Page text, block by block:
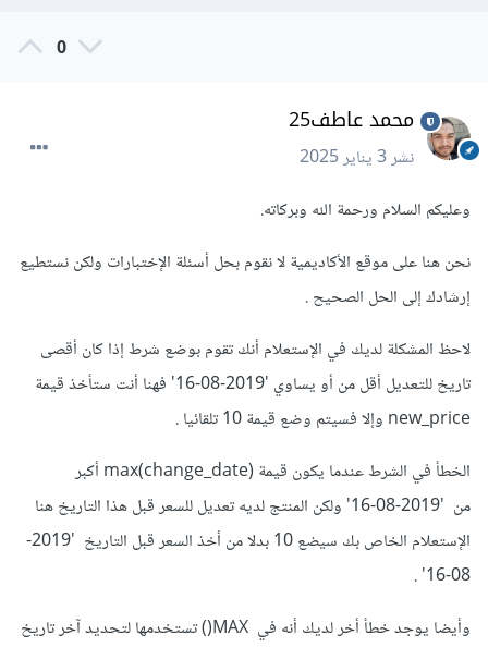
0
محمد عاطف25
نشر3 يناير 2025
وعليكم السلام ورحمة الله وبركاته.
نحن هنا على موقع الأكاديمية لا نقوم بحل أسئلة الإختبارات ولكن نستطيع
إرشادك إلى الحل الصحيح .
لاحظ المشكلة لديك في الإستعلام أنك تقوم بوضع شرط إذا كان أقصى
تاريخ للتعديل أقل من أو يساوي '2019-08-16' فهنا أنت ستأخذ قيمة
new_price وإلا فسيتم وضع قيمة 10 تلقائيا .
الخطأ في الشرط عندما يكون قيمة max(change_date) أكبر
من '2019-08-16' ولكن المنتج لديه تعديل للسعر قبل هذا التاريخ هنا
الإستعلام الخاص بك سيضع 10 بدلا من أخذ السعر قبل التاريخ '2019-
08-16' .
وأيضا يوجد خطأ أخر لديك أنه في MAX() تستخدمها لتحديد آخر تاريخ